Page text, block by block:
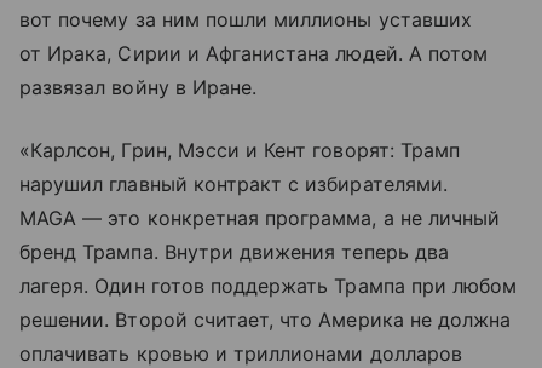
вот почему за ним пошли миллионы уставших
от Ирака, Сирии и Афганистана людей. А потом
развязал войну в Иране.
«Карлсон, Грин, Мэсси и Кент говорят: Трамп
нарушил главный контракт с избирателями.
MAGA — это конкретная программа, а не личный
бренд Трампа. Внутри движения теперь два
лагеря. Один готов поддержать Трампа при любом
решении. Второй считает, что Америка не должна
оплачивать кровью и триллионами долларов